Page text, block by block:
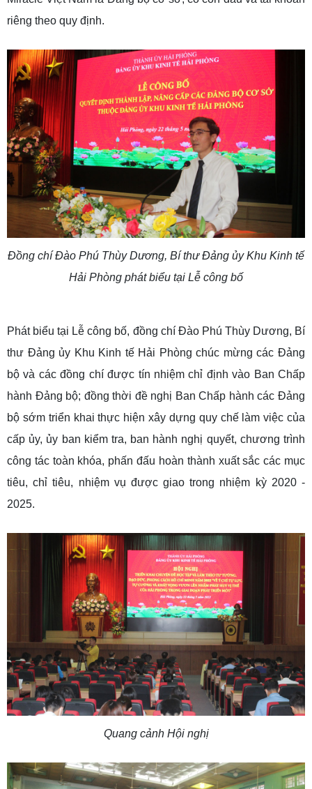
riêng theo quy định.
Đồng chí Đào Phú Thùy Dương, Bí thư Đảng ủy Khu Kinh tế
Hải Phòng phát biểu tại Lễ công bố
Phát biểu tại Lễ công bố, đồng chí Đào Phú Thùy Dương, Bí
thư Đảng ủy Khu Kinh tế Hải Phòng chúc mừng các Đảng
bộ và các đồng chí được tín nhiệm chỉ định vào Ban Chấp
hành Đảng bộ; đồng thời đề nghị Ban Chấp hành các Đảng
bộ sớm triển khai thực hiện xây dựng quy chế làm việc của
cấp ủy, ủy ban kiểm tra, ban hành nghị quyết, chương trình
công tác toàn khóa, phấn đấu hoàn thành xuất sắc các mục
tiêu, chỉ tiêu, nhiệm vụ được giao trong nhiệm kỳ 2020 -
2025.
Quang cảnh Hội nghị